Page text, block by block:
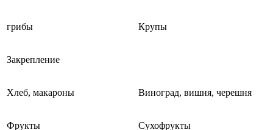
грибы Крупы
Закрепление
Хлеб, макароны Виноград, вишня, черешня
Фрукты Сухофрукты